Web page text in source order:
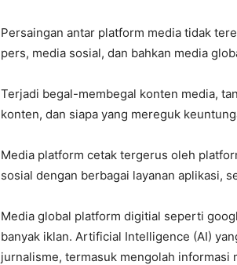
Persaingan antar platform media tidak
pers, media sosial, dan bahkan media
Terjadi begal-membegal konten media,
konten, dan siapa yang mereguk
Media platform cetak tergerus oleh
sosial dengan berbagai layanan aplikasi,
Media global platform digitial seperti
banyak iklan. Artificial Intelligence (AI)
jurnalisme, termasuk mengolah informasi